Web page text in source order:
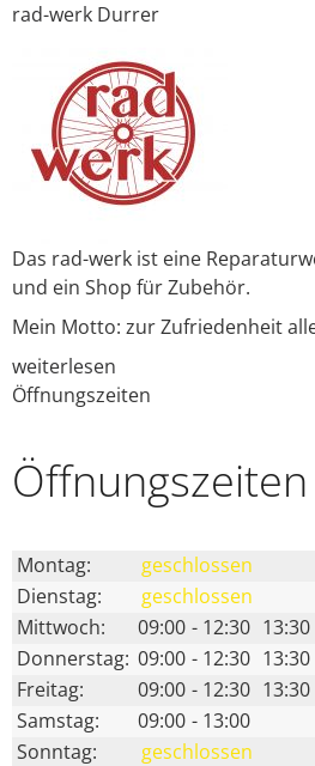
rad-werk Durrer
Das rad-werk ist eine
und ein Shop für Zubehör.
Mein Motto: zur Zufriedenheit
weiterlesen
Öffnungszeiten
Öffnungs­zeiten
Montag:
geschlossen
Dienstag:
geschlossen
Mittwoch:
09:00 - 12:30 13:30
Donnerstag: 09:00 - 12:30 13:30
Freitag:
09:00 - 12:30 13:30
Samstag:
09:00 - 13:00
Sonntag:
geschlossen